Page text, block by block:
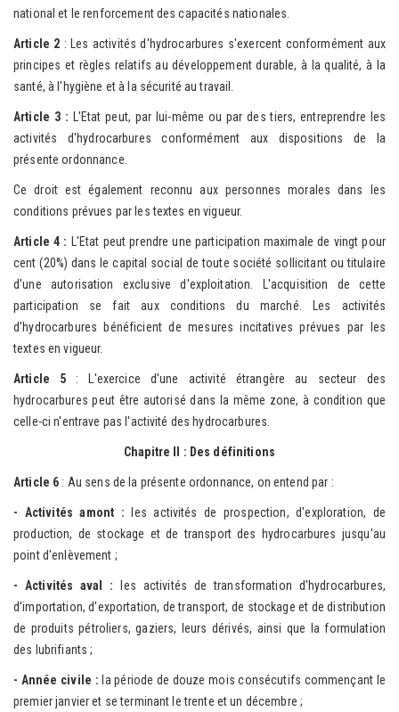
national et le renforcement des capacités nationales.
Article 2 : Les activités d'hydrocarbures s'exercent conformément aux
principes et règles relatifs au développement durable, à la qualité, à la
santé, à l'hygiène et à la sécurité au travail.
Article 3 :
L'Etat peut, par lui-même ou par des tiers, entreprendre les
activités d'hydrocarbures conformément aux dispositions de la
présente ordonnance.
Ce droit est également reconnu aux personnes morales dans les
conditions prévues par les textes en vigueur.
Article 4 :
L'Etat peut prendre une participation maximale de vingt pour
cent (20%) dans le capital social de toute société sollicitant ou titulaire
d'une autorisation exclusive d'exploitation. L'acquisition de cette
participation se fait aux conditions du marché. Les activités
d'hydrocarbures bénéficient de mesures incitatives prévues par les
textes en vigueur.
Article 5 : L'exercice d'une activité étrangère au secteur des
hydrocarbures peut être autorisé dans la même zone, à condition que
celle-ci n'entrave pas l'activité des hydrocarbures.
Chapitre II : Des définitions
Article 6 : Au sens de la présente ordonnance, on entend par :
- Activités amont :
les activités de prospection, d'exploration, de
production, de stockage et de transport des hydrocarbures jusqu'au
point d'enlèvement ;
- Activités aval :
les activités de transformation d'hydrocarbures,
d'importation, d'exportation, de transport, de stockage et de distribution
de produits pétroliers, gaziers, leurs dérivés, ainsi que la formulation
des lubrifiants ;
- Année civile : la période de douze mois consécutifs commençant le
premier janvier et se terminant le trente et un décembre ;